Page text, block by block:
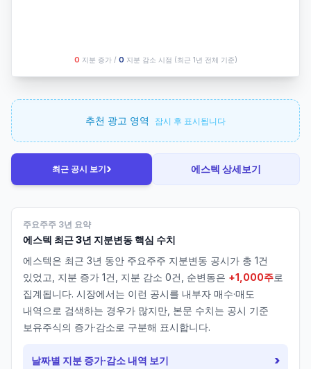
O 지분 증가 / O 지분 감소 시점 (최근 1년 전체 기준)
추천 광고 영역 잠시 후 표시됩니다
최근 공시 보기› 에스텍 상세보기
주요주주 3년 요약
에스텍 최근 3년 지분변동 핵심 수치
에스텍은 최근 3년 동안 주요주주 지분변동 공시가 총 1건
있었고, 지분 증가 1건, 지분 감소 0건, 순변동은 +1,000주로
집계됩니다. 시장에서는 이런 공시를 내부자 매수·매도
내역으로 검색하는 경우가 많지만, 본문 수치는 공시 기준
보유주식의 증가·감소로 구분해 표시합니다.
날짜별 지분 증가·감소 내역 보기 ›